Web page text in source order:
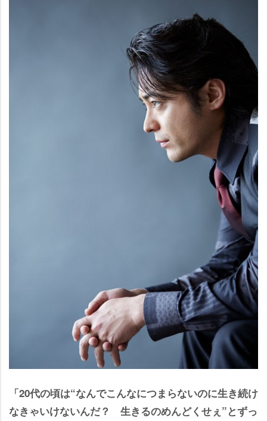
「20代の頃は“なんでこんなにつまらないのに生き続け
なきゃいけないんだ？ 生きるのめんどくせぇ”とずっ